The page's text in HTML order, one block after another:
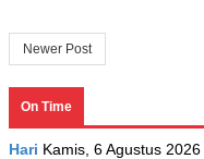
Newer Post
On Time
Hari Kamis, 6 Agustus 2026